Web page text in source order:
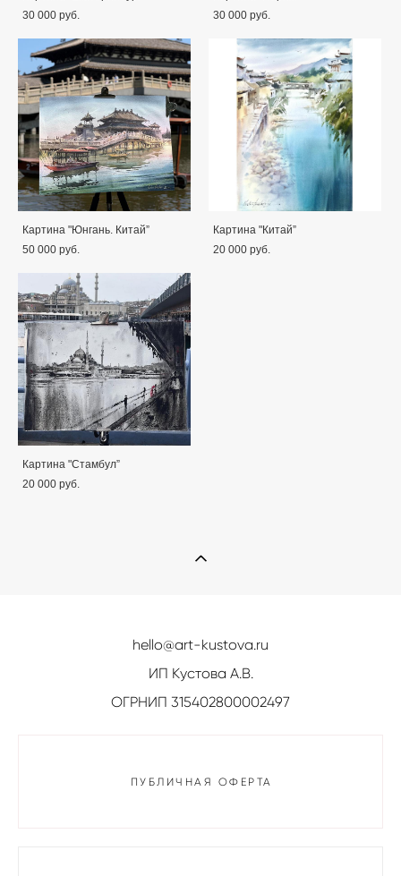
30 000 pуб.
30 000 pуб.
Картина "Юнгань. Китай”
50 000 pуб.
Картина "Китай”
20 000 pуб.
Картина "Стамбул”
20 000 pуб.
hello@art-kustova.ru
ИП Кустова А.В.
ОГРНИП 315402800002497
ПУБЛИЧНАЯ ОФЕРТА